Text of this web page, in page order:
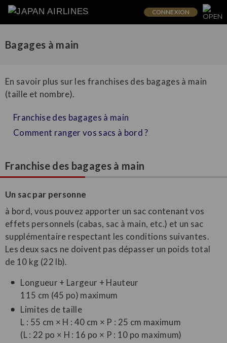
CONNEXION
Bagages à main
En savoir plus sur les franchises des bagages à main
(taille et nombre).
Franchise des bagages à main
Comment ranger vos sacs à bord ?
Franchise des bagages à main
Un sac par personne
à bord, vous pouvez apporter un sac contenant vos
effets personnels (cabas, sac à main, etc.) et un sac
supplémentaire respectant les conditions suivantes.
Les deux sacs ne doivent pas dépasser un poids total
de 10 kg (22 lb).
Longueur + Largeur + Hauteur
115 cm (45 po) maximum
Limites de taille
L : 55 cm × H : 40 cm × P : 25 cm maximum
(L : 22 po × H : 16 po × P : 10 po maximum)